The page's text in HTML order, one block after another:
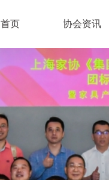
首页 协会资讯